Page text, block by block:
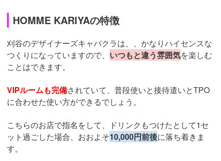
HOMME KARIYAの特徴
刈谷のデザイナーズキャバクラは、、かなりハイセンスな
つくりになっていますので、 いつもと違う雰囲気を楽しむ
ことはできます。
VIPルームも完備されていて、普段使いと接待遣いとTPO
に合わせた使い方ができるでしょう。
こちらのお店で指名をして、ドリンクもつけたとして1セ
ット過ごした場合、おおよそ10,000円前後に落ち着きま
す。